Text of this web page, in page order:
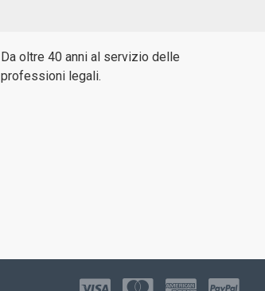
Da oltre 40 anni al servizio delle
professioni legali.